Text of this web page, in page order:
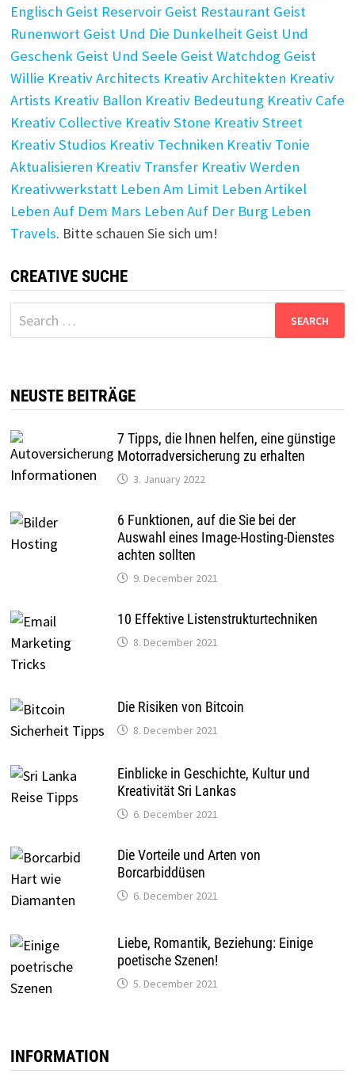
Englisch Geist Reservoir Geist Restaurant Geist
Runenwort Geist Und Die Dunkelheit Geist Und
Geschenk Geist Und Seele Geist Watchdog Geist
Willie Kreativ Architects Kreativ Architekten Kreativ
Artists Kreativ Ballon Kreativ Bedeutung Kreativ Cafe
Kreativ Collective Kreativ Stone Kreativ Street
Kreativ Studios Kreativ Techniken Kreativ Tonie
Aktualisieren Kreativ Transfer Kreativ Werden
Kreativwerkstatt Leben Am Limit Leben Artikel
Leben Auf Dem Mars Leben Auf Der Burg Leben
Travels. Bitte schauen Sie sich um!
CREATIVE SUCHE
Search
for:
NEUSTE BEITRÄGE
7 Tipps, die Ihnen helfen, eine günstige
Motorradversicherung zu erhalten
3. January 2022
6 Funktionen, auf die Sie bei der
Auswahl eines Image-Hosting-Dienstes
achten sollten
9. December 2021
10 Effektive Listenstrukturtechniken
8. December 2021
Die Risiken von Bitcoin
8. December 2021
Einblicke in Geschichte, Kultur und
Kreativität Sri Lankas
6. December 2021
Die Vorteile und Arten von
Borcarbiddüsen
6. December 2021
Liebe, Romantik, Beziehung: Einige
poetische Szenen!
5. December 2021
INFORMATION